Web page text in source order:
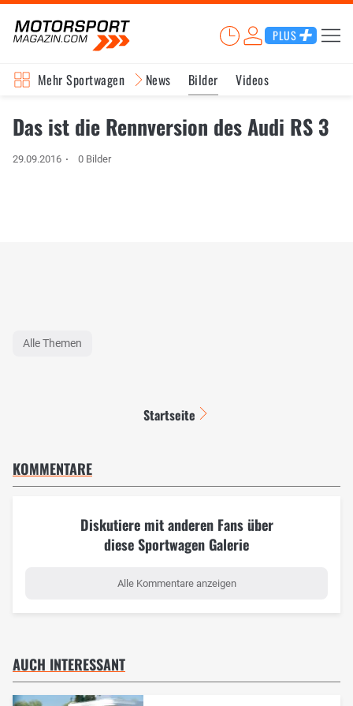
PLUS
Mehr Sportwagen News Bilder Videos
Das ist die Rennversion des Audi RS 3
29.09.2016 0 Bilder
Alle Themen
Startseite
KOMMENTARE
Diskutiere mit anderen Fans über
diese Sportwagen Galerie
Alle Kommentare anzeigen
AUCH INTERESSANT